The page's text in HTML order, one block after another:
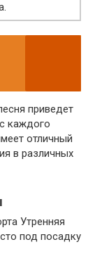
приведет
каждого
отличный
в различных
Утренняя
под посадку